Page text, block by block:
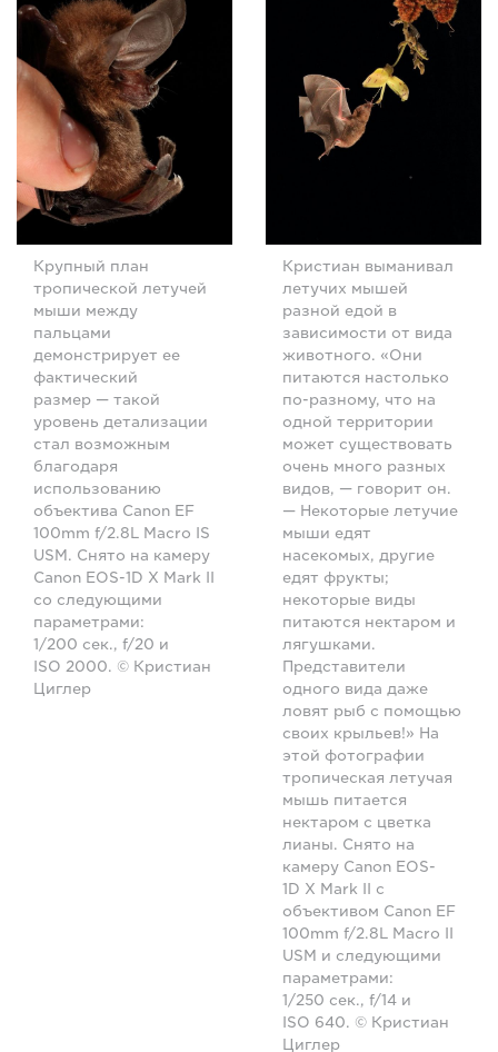
Крупный план
тропической летучей
мыши между
пальцами
демонстрирует ее
фактический
размер — такой
уровень детализации
стал возможным
благодаря
использованию
объектива Canon EF
100mm f/2.8L Macro IS
USM. Снято на камеру
Canon EOS-1D X Mark II
со следующими
параметрами:
1/200 сек., f/20 и
ISO 2000. © Кристиан
Циглер
Кристиан выманивал
летучих мышей
разной едой в
зависимости от вида
животного. «Они
питаются настолько
по-разному, что на
одной территории
может существовать
очень много разных
видов, — говорит он.
— Некоторые летучие
мыши едят
насекомых, другие
едят фрукты;
некоторые виды
питаются нектаром и
лягушками.
Представители
одного вида даже
ловят рыб с помощью
своих крыльев!» На
этой фотографии
тропическая летучая
мышь питается
нектаром с цветка
лианы. Снято на
камеру Canon EOS-
1D X Mark II с
объективом Canon EF
100mm f/2.8L Macro II
USM и следующими
параметрами:
1/250 сек., f/14 и
ISO 640. © Кристиан
Циглер